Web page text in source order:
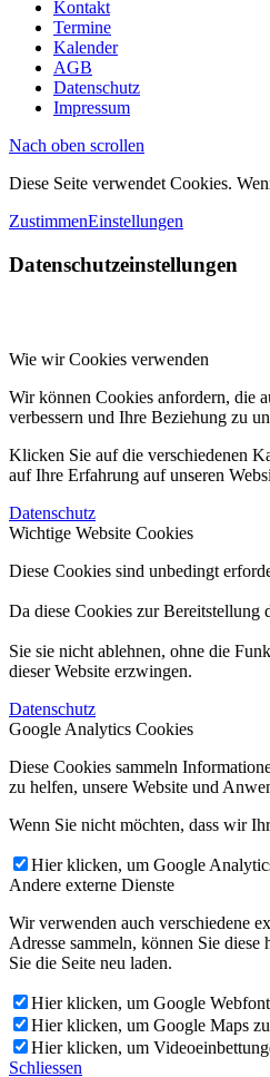
Kontakt
Termine
Kalender
AGB
Datenschutz
Impressum
Nach oben scrollen
Diese Seite verwendet Cookies.
ZustimmenEinstellungen
Datenschutzeinstellungen
Wie wir Cookies verwenden
Wir können Cookies anfordern, die
verbessern und Ihre Beziehung zu
Klicken Sie auf die verschiedenen
auf Ihre Erfahrung auf unseren
Datenschutz
Wichtige Website Cookies
Diese Cookies sind unbedingt
Da diese Cookies zur Bereitstellung
Sie sie nicht ablehnen, ohne die
dieser Website erzwingen.
Datenschutz
Google Analytics Cookies
Diese Cookies sammeln
zu helfen, unsere Website und
Wenn Sie nicht möchten, dass wir
Hier klicken, um Google
Andere externe Dienste
Wir verwenden auch verschiedene
Adresse sammeln, können Sie
Sie die Seite neu laden.
Hier klicken, um Google
Hier klicken, um Google Maps
Hier klicken, um
Schliessen